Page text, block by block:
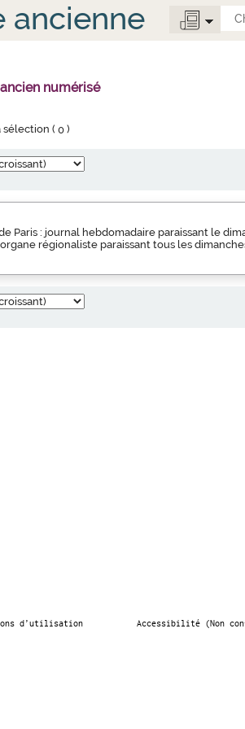
ancienne
numérisé
sélection (0 )
Paris : journal hebdomadaire paraissant le
régionaliste paraissant tous les
d’utilisation Accessibilité (Non